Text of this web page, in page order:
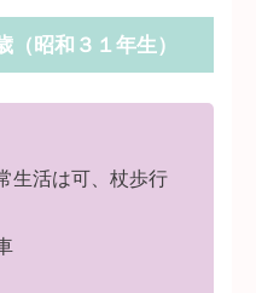
昭和３１年生）
生活は可、杖歩行